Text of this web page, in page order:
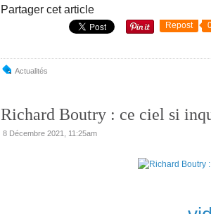
Partager cet article
Repost
Actualités
Richard Boutry : ce ciel si
8 Décembre 2021, 11:25am